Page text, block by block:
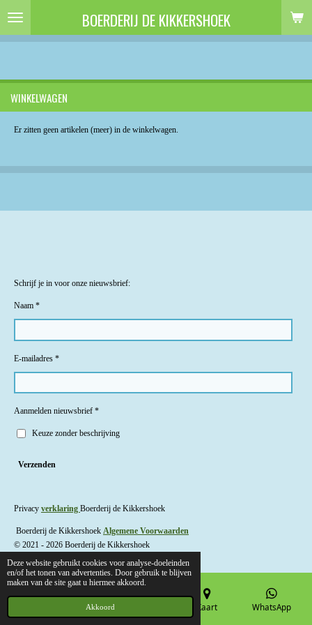
Deze website gebruikt cookies voor analyse-doeleinden
en/of het tonen van advertenties. Door gebruik te blijven
maken van de site gaat u hiermee akkoord.
Akkoord
Ga
BOERDERIJ DE KIKKERSHOEK
WINKELWAGEN
Er zitten geen artikelen (meer) in de winkelwagen.
Schrijf je in voor onze nieuwsbrief:
Naam *
E-mailadres *
Aanmelden nieuwsbrief *
Keuze zonder beschrijving
Verzenden
Privacy verklaring Boerderij de Kikkershoek
Boerderij de Kikkershoek Algemene Voorwaarden
© 2021 - 2026 Boerderij de Kikkershoek
Telefoonnummer Kaart WhatsApp